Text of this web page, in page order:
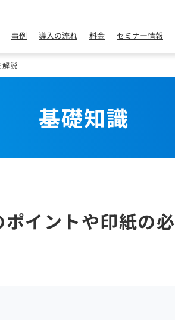
事例 導入の流れ 料金 セミナー情報
解説
基礎知識
イントや印紙の必